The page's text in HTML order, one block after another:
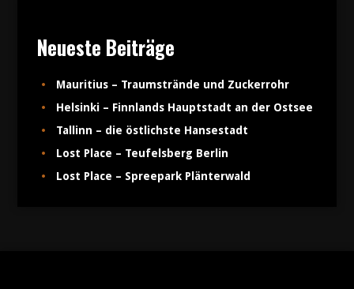
Neueste Beiträge
Mauritius – Traumstrände und Zuckerrohr
Helsinki – Finnlands Hauptstadt an der Ostsee
Tallinn – die östlichste Hansestadt
Lost Place – Teufelsberg Berlin
Lost Place – Spreepark Plänterwald